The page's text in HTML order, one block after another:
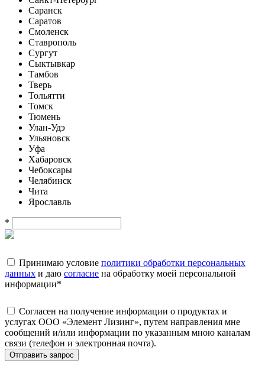
Саранск
Саратов
Смоленск
Ставрополь
Сургут
Сыктывкар
Тамбов
Тверь
Тольятти
Томск
Тюмень
Улан-Удэ
Ульяновск
Уфа
Хабаровск
Чебоксары
Челябинск
Чита
Ярославль
*
Принимаю условие политики обработки персональных
данных и даю согласие на обработку моей персональной
информации*
Согласен на получение информации о продуктах и
услугах ООО «Элемент Лизинг», путем направления мне
сообщений и/или информации по указанным мною каналам
связи (телефон и электронная почта).
Отправить запрос